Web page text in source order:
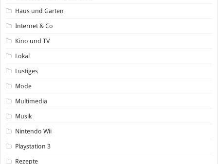
Haus und Garten
Internet & Co
Kino und TV
Lokal
Lustiges
Mode
Multimedia
Musik
Nintendo Wii
Playstation 3
Rezepte